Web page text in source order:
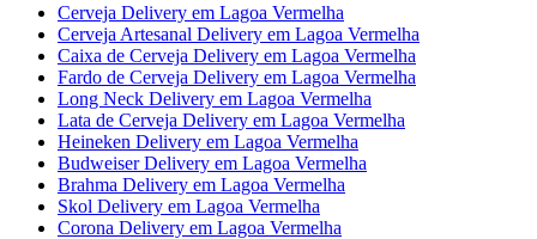
Cerveja Delivery em Lagoa Vermelha
Cerveja Artesanal Delivery em Lagoa Vermelha
Caixa de Cerveja Delivery em Lagoa Vermelha
Fardo de Cerveja Delivery em Lagoa Vermelha
Long Neck Delivery em Lagoa Vermelha
Lata de Cerveja Delivery em Lagoa Vermelha
Heineken Delivery em Lagoa Vermelha
Budweiser Delivery em Lagoa Vermelha
Brahma Delivery em Lagoa Vermelha
Skol Delivery em Lagoa Vermelha
Corona Delivery em Lagoa Vermelha